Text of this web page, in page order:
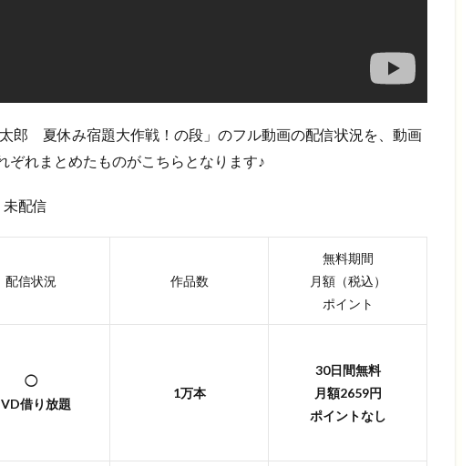
郎 夏休み宿題大作戦！の段」のフル動画の配信状況を、動画
ぞれまとめたものがこちらとなります♪
配信
配信状況 作品数
無料期間
月額（税込）
ポイント
◯
借り放題
1万本
30日間無料
月額2659円
ポイントなし